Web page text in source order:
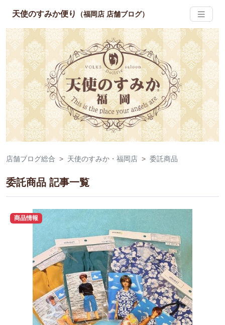
天使のすみか便り （福岡店 店舗ブログ）
店舗ブログ総合 天使のすみか・福岡店 委託商品
委託商品 記事一覧
商品情報